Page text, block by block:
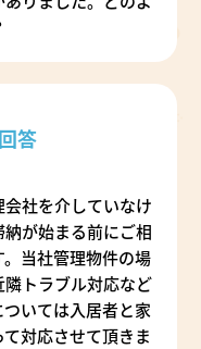
答
社を介していなけ
が始まる前にご相
当社管理物件の場
トラブル対応など
いては入居者と家
対応させて頂きま